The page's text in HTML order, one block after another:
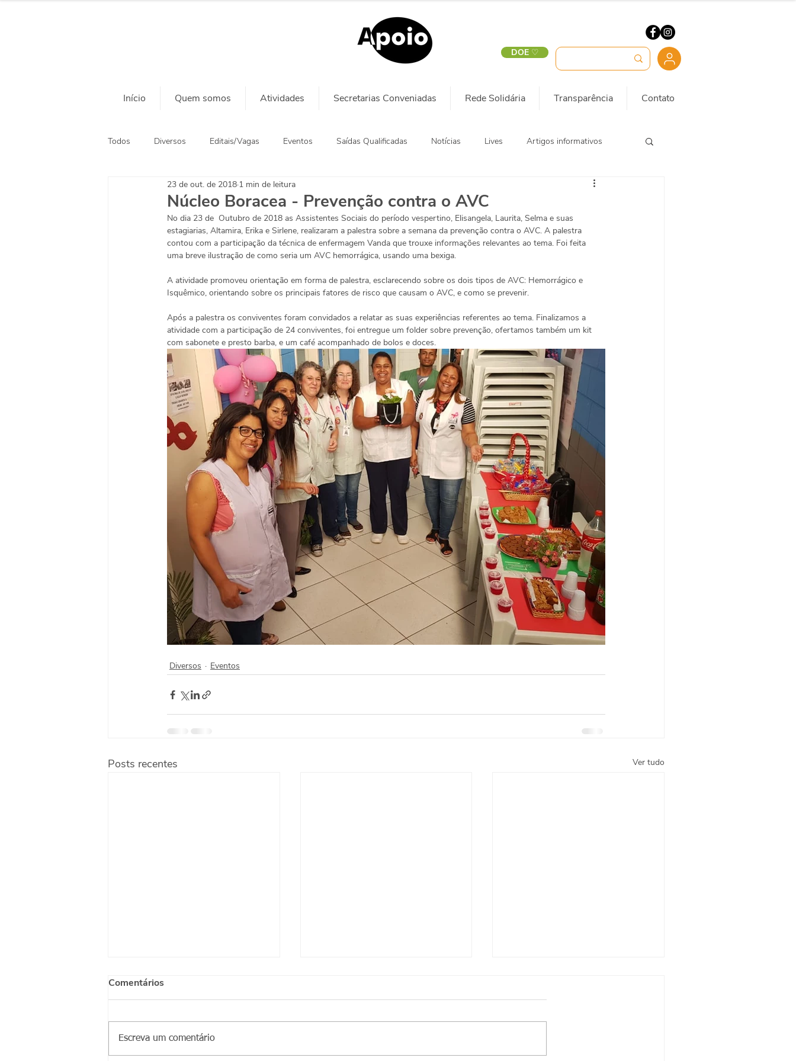
DOE ♡
Início Quem somos Atividades Secretarias Conveniadas Rede Solidária Transparência Contato
Todos Diversos Editais/Vagas Eventos Saídas Qualificadas Notícias Lives Artigos informativos
Ação Social Habitação
Núcleo Boracea - Prevenção contra o AVC
23 de out. de 2018 1 min de leitura
No dia 23 de  Outubro de 2018 as Assistentes Sociais do período vespertino, Elisangela, Laurita, Selma e suas
estagiarias, Altamira, Erika e Sirlene, realizaram a palestra sobre a semana da prevenção contra o AVC. A palestra
contou com a participação da técnica de enfermagem Vanda que trouxe informações relevantes ao tema. Foi feita
uma breve ilustração de como seria um AVC hemorrágica, usando uma bexiga.
A atividade promoveu orientação em forma de palestra, esclarecendo sobre os dois tipos de AVC: Hemorrágico e
Isquêmico, orientando sobre os principais fatores de risco que causam o AVC, e como se prevenir.
Após a palestra os conviventes foram convidados a relatar as suas experiências referentes ao tema. Finalizamos a
atividade com a participação de 24 conviventes, foi entregue um folder sobre prevenção, ofertamos também um kit
com sabonete e presto barba, e um café acompanhado de bolos e doces.
Diversos Eventos
Posts recentes Ver tudo
Comentários
Escreva um comentário